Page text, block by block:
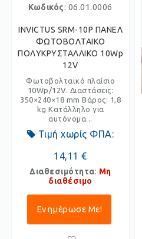
Κωδικός: 06.01.0006
INVICTUS SRM-10P ΠΑΝΕΛ
ΦΩΤΟΒΟΛΤΑΙΚΟ
ΠΟΛΥΚΡΥΣΤΑΛΛΙΚΟ 10Wp
12V
Φωτοβολταϊκό πλαίσιο
10Wp/12V. Διαστάσεις:
350×240×18 mm Βάρος: 1,8
kg Κατάλληλο για
αυτόνομα...
Τιμή χωρίς ΦΠΑ:
14,11 €
Διαθεσιμότητα: Μη
διαθέσιμο
Ενημέρωσε Με!